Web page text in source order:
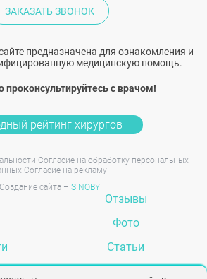
ЗАКАЗАТЬ ЗВОНОК
предназначена для ознакомления и
медицинскую помощь.
проконсультируйтесь с врачом!
рейтинг хирургов
Согласие на обработку персональных
Согласие на рекламу
Создание сайта – SINOBY
Отзывы
Фото
Статьи